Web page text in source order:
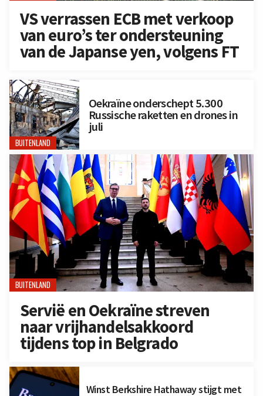
VS verrassen ECB met verkoop
van euro’s ter ondersteuning
van de Japanse yen, volgens FT
BUITENLAND
Oekraïne onderschept 5.300
Russische raketten en drones in
juli
BUITENLAND
Servië en Oekraïne streven
naar vrijhandelsakkoord
tijdens top in Belgrado
Winst Berkshire Hathaway stijgt met